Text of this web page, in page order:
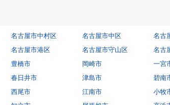
名古屋市中村区 名古屋市中区
名古
名古屋市港区 名古屋市守山区
名古
豊橋市 岡崎市
一宮
春日井市 津島市
碧南
西尾市 江南市
小牧